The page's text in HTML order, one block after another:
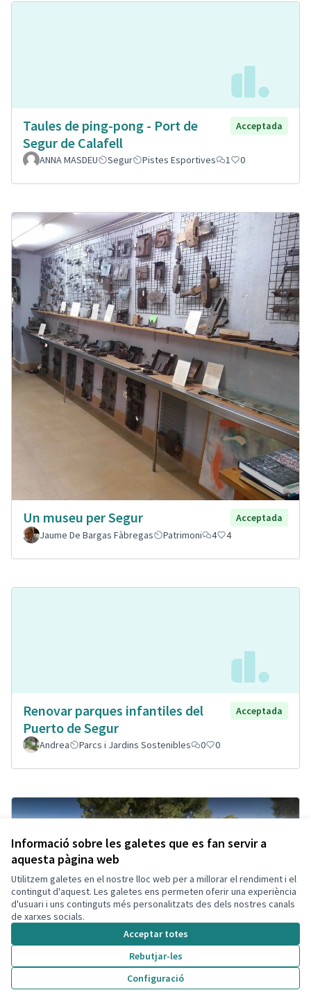
Informació sobre les galetes que es fan servir a
aquesta pàgina web
Utilitzem galetes en el nostre lloc web per a millorar el rendiment i el
contingut d'aquest. Les galetes ens permeten oferir una experiència
d'usuari i uns continguts més personalitzats des dels nostres canals
de xarxes socials.
Acceptar totes
Rebutjar-les
Configuració
Taules de ping-pong - Port de
Segur de Calafell
Acceptada
ANNA MASDEU Segur Pistes Esportives 1 0
Un museu per Segur
Acceptada
Jaume De Bargas Fàbregas
Patrimoni 4 4
Renovar parques infantiles del
Puerto de Segur
Acceptada
Andrea Parcs i Jardins Sostenibles 0 0
Ganar visibilidad estación Segur,